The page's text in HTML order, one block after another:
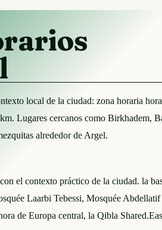
local de la ciudad: zona horaria
Lugares cercanos como
alrededor de Argel.
el contexto práctico de la ciudad. la
Laarbi Tebessi, Mosquée
de Europa central, la Qibla